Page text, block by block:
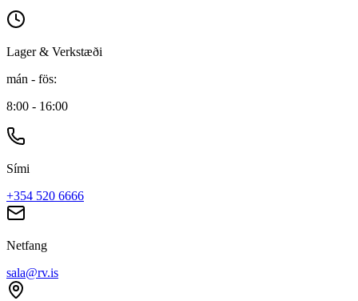
Lager & Verkstæði
mán - fös:
8:00 - 16:00
Sími
+354 520 6666
Netfang
sala@rv.is